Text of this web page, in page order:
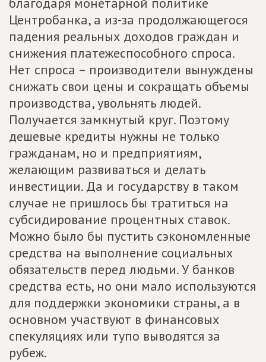
Центробанка, а из-за продолжающегося
падения реальных доходов граждан и
снижения платежеспособного спроса.
Нет спроса – производители вынуждены
снижать свои цены и сокращать объемы
производства, увольнять людей.
Получается замкнутый круг. Поэтому
дешевые кредиты нужны не только
гражданам, но и предприятиям,
желающим развиваться и делать
инвестиции. Да и государству в таком
случае не пришлось бы тратиться на
субсидирование процентных ставок.
Можно было бы пустить сэкономленные
средства на выполнение социальных
обязательств перед людьми. У банков
средства есть, но они мало используются
для поддержки экономики страны, а в
основном участвуют в финансовых
спекуляциях или тупо выводятся за
рубеж.